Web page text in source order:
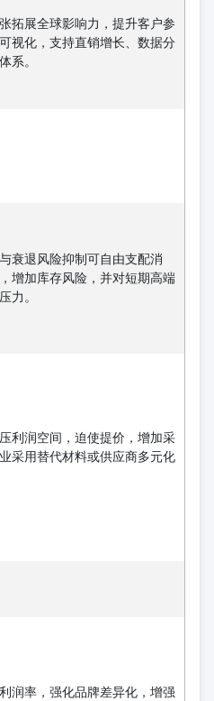
拓展全球影响力，提升客户参
视化，支持直销增长、数据分
系。
衰退风险抑制可自由支配消
增加库存风险，并对短期高端
力。
利润空间，迫使提价，增加采
采用替代材料或供应商多元化
润率，强化品牌差异化，增强